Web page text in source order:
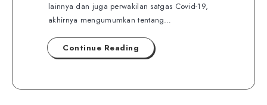
lainnya dan juga perwakilan satgas Covid-19,
akhirnya mengumumkan tentang…
Continue Reading